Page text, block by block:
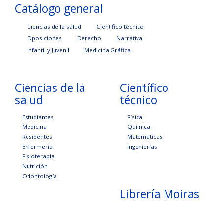
Catálogo general
Ciencias de la salud
Científico técnico
Oposiciones
Derecho
Narrativa
Infantil y Juvenil
Medicina Gráfica
Ciencias de la
salud
Estudiantes
Medicina
Residentes
Enfermería
Fisioterapia
Nutrición
Odontología
Científico
técnico
Física
Química
Matemáticas
Ingenierías
Librería Moiras